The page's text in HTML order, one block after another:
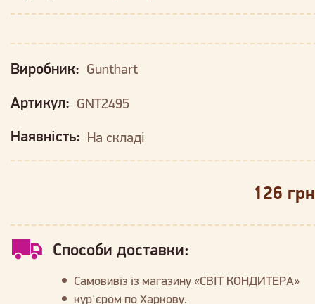
Виробник: Gunthart
Артикул: GNT2495
Наявність: На складі
126 грн
Способи доставки:
Самовивіз із магазину «СВІТ КОНДИТЕРА»
кур'єром по Харкову.